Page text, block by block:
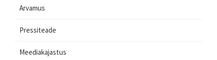
Arvamus
Pressiteade
Meediakajastus